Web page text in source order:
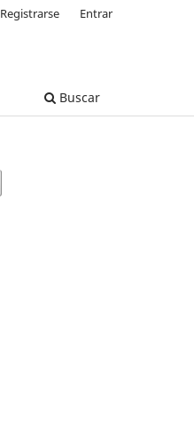
Buscar
Registrarse Entrar